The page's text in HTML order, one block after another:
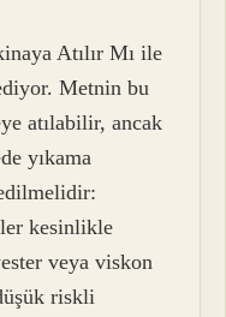
Atılır Mı ile
Metnin bu
atılabilir, ancak
yıkama
kesinlikle
veya viskon
riskli